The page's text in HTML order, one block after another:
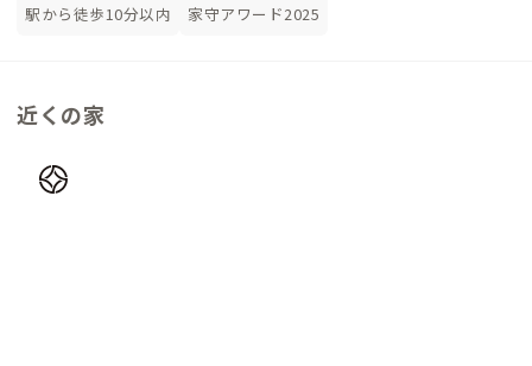
駅から徒歩10分以内
家守アワード2025
近くの家